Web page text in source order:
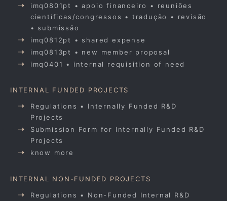
imq0801pt • apoio financeiro • reuniões
científicas/congressos • tradução • revisão
• submissão
imq0812pt • shared expense
imq0813pt • new member proposal
imq0401 • internal requisition of need
INTERNAL FUNDED PROJECTS
Regulations • Internally Funded R&D
Projects
Submission Form for Internally Funded R&D
Projects
know more
INTERNAL NON-FUNDED PROJECTS
Regulations • Non-Funded Internal R&D